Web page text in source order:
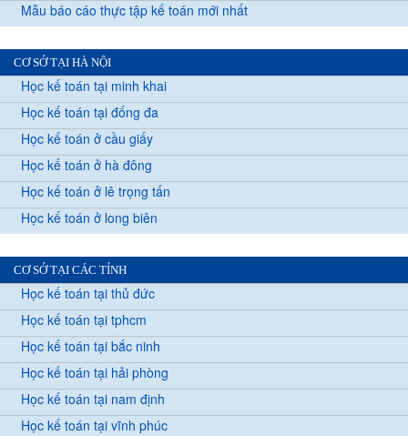
Mẫu báo cáo thực tập kế toán mới nhất
CƠ SỞ TẠI HÀ NỘI
Học kế toán tại minh khai
Học kế toán tại đống đa
Học kế toán ở cầu giấy
Học kế toán ở hà đông
Học kế toán ở lê trọng tấn
Học kế toán ở long biên
CƠ SỞ TẠI CÁC TỈNH
Học kế toán tại thủ đức
Học kế toán tại tphcm
Học kế toán tại bắc ninh
Học kế toán tại hải phòng
Học kế toán tại nam định
Học kế toán tại vĩnh phúc